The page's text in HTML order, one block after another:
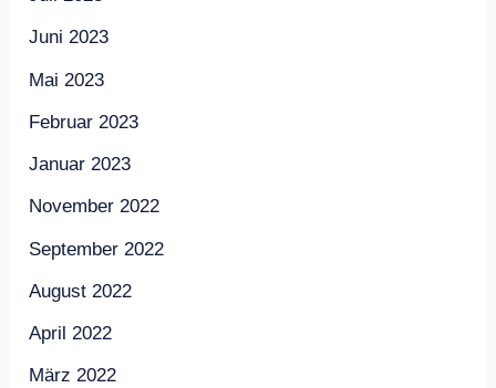
Juni 2023
Mai 2023
Februar 2023
Januar 2023
November 2022
September 2022
August 2022
April 2022
März 2022